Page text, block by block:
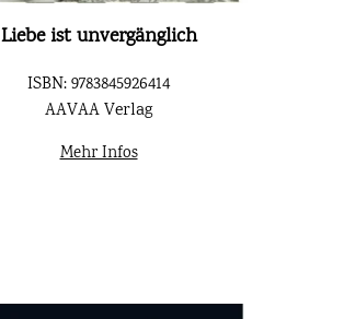
Liebe ist unvergänglich
ISBN: 9783845926414
AAVAA Verlag
Mehr Infos